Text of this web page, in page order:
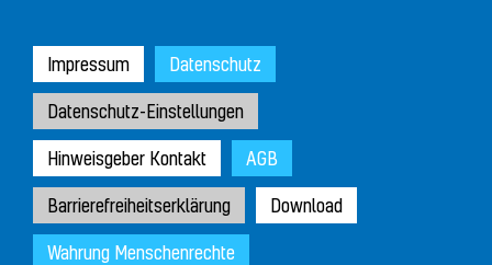
Impressum Datenschutz
Datenschutz-Einstellungen
Hinweisgeber Kontakt AGB
Barrierefreiheitserklärung Download
Wahrung Menschenrechte